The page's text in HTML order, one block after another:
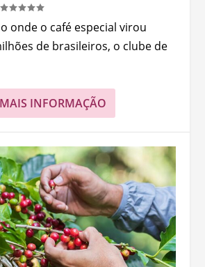
onde o café especial virou
de brasileiros, o clube de
INFORMAÇÃO